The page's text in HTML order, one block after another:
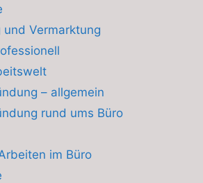
und Vermarktung
– allgemein
rund ums Büro
im Büro